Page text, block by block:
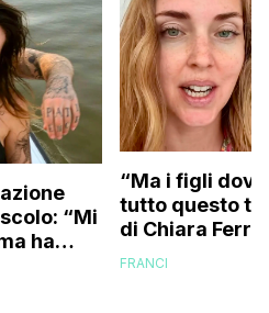
“Mi
ha
“Ma i figli
tutto questo
di Chiara
risponde
FRANCI